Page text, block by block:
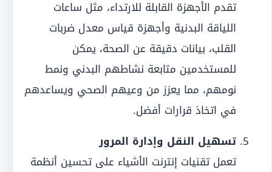
تقدم الأجهزة القابلة للارتداء، مثل ساعات
اللياقة البدنية وأجهزة قياس معدل ضربات
القلب، بيانات دقيقة عن الصحة، يمكن
للمستخدمين متابعة نشاطهم البدني ونمط
نومهم، مما يعزز من وعيهم الصحي ويساعدهم
في اتخاذ قرارات أفضل.
تسهيل النقل وإدارة المرور
تعمل تقنيات إنترنت الأشياء على تحسين أنظمة